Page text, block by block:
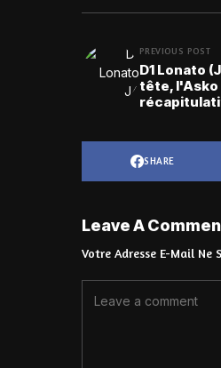
PREVIOUS POST
D1 Lonato
tête, l'Asko
SHARE
Leave A
Votre Adresse E-Mail Ne